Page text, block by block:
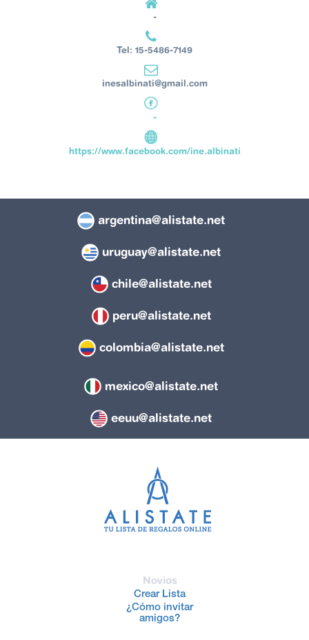
-
Tel: 15-5486-7149
inesalbinati@gmail.com
-
https://www.facebook.com/ine.albinati
argentina@alistate.net
uruguay@alistate.net
chile@alistate.net
peru@alistate.net
colombia@alistate.net
mexico@alistate.net
eeuu@alistate.net
Novios
Crear Lista
¿Cómo invitar
amigos?